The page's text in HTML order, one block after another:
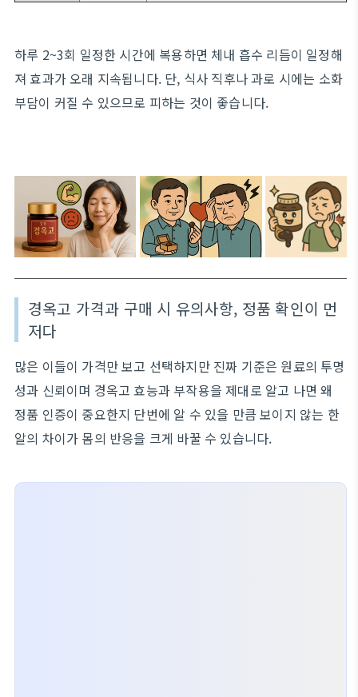
하루 2~3회 일정한 시간에 복용하면 체내 흡수 리듬이 일정해
져 효과가 오래 지속됩니다. 단, 식사 직후나 과로 시에는 소화
부담이 커질 수 있으므로 피하는 것이 좋습니다.
경옥고 가격과 구매 시 유의사항, 정품 확인이 먼
저다
많은 이들이 가격만 보고 선택하지만 진짜 기준은 원료의 투명
성과 신뢰이며 경옥고 효능과 부작용을 제대로 알고 나면 왜
정품 인증이 중요한지 단번에 알 수 있을 만큼 보이지 않는 한
알의 차이가 몸의 반응을 크게 바꿀 수 있습니다.